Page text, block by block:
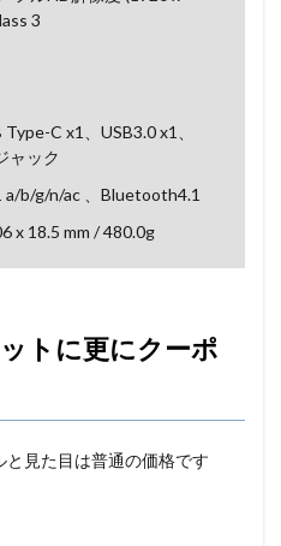
3
C x1、USB3.0 x1、
ャック
b/g/n/ac 、Bluetooth4.1
18.5 mm / 480.0g
トに更にクーポ
見た目は普通の価格です